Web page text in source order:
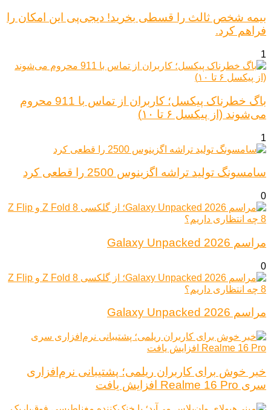
بیمه شخص ثالث را قسطی بخرید! دیجی‌پی این امکان را
فراهم کرد.
1
باگ خطرناک پیکسل؛ کاربران از تماس با 911 محروم
می‌شوند (از پیکسل ۶ تا ۱۰)
1
سامسونگ تولید تراشه اگزینوس 2500 را قطعی کرد
0
مراسم Galaxy Unpacked 2026
0
مراسم Galaxy Unpacked 2026
خبر خوش برای کاربران ریلمی؛ پشتیبانی نرم‌افزاری
سری Realme 16 Pro افزایش یافت